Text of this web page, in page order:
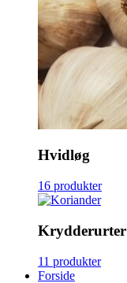
Hvidløg
16 produkter
Krydderurter
11 produkter
Forside